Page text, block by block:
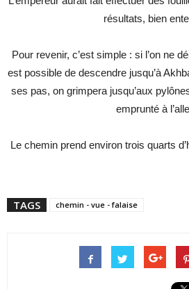
résultats, bien
Pour revenir, c’est simple : si l’on ne
est possible de descendre jusqu’à
ses pas, on grimpera jusqu’aux
emprunté à
Le chemin prend environ trois quarts
TAGS chemin - vue - falaise